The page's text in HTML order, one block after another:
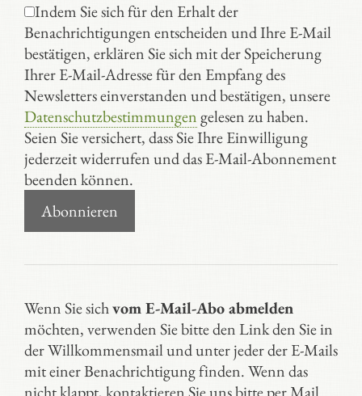
Indem Sie sich für den Erhalt der
Benachrichtigungen entscheiden und Ihre E-Mail
bestätigen, erklären Sie sich mit der Speicherung
Ihrer E-Mail-Adresse für den Empfang des
Newsletters einverstanden und bestätigen, unsere
Datenschutzbestimmungengelesen zu haben.
Seien Sie versichert, dass Sie Ihre Einwilligung
jederzeit widerrufen und das E-Mail-Abonnement
beenden können.
Wenn Sie sichvom E-Mail-Abo abmelden
möchten, verwenden Sie bitte den Link den Sie in
der Willkommensmail und unter jeder der E-Mails
mit einer Benachrichtigung finden. Wenn das